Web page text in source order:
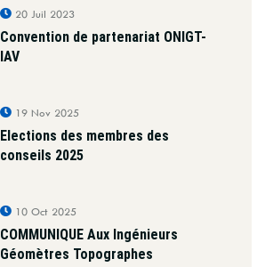
20 Juil 2023
Convention de partenariat ONIGT-
IAV
19 Nov 2025
Elections des membres des
conseils 2025
10 Oct 2025
COMMUNIQUE Aux Ingénieurs
Géomètres Topographes